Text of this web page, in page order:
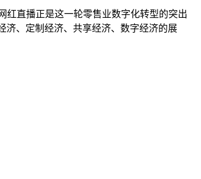
红直播正是这一轮零售业数字化转型的突出
济、定制经济、共享经济、数字经济的展